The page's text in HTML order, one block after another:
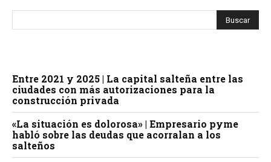
Entre 2021 y 2025 | La capital salteña entre las
ciudades con más autorizaciones para la
construcción privada
«La situación es dolorosa» | Empresario pyme
habló sobre las deudas que acorralan a los
salteños